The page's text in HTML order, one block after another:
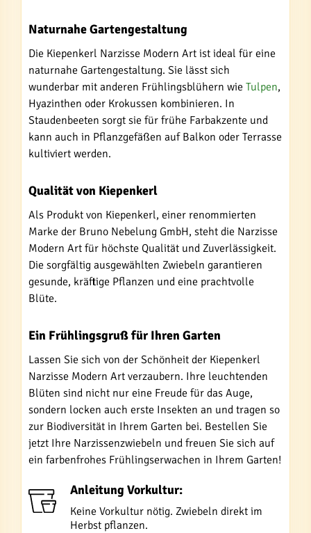
Naturnahe Gartengestaltung
Die Kiepenkerl Narzisse Modern Art ist ideal für eine
naturnahe Gartengestaltung. Sie lässt sich
wunderbar mit anderen Frühlingsblühern wie Tulpen,
Hyazinthen oder Krokussen kombinieren. In
Staudenbeeten sorgt sie für frühe Farbakzente und
kann auch in Pflanzgefäßen auf Balkon oder Terrasse
kultiviert werden.
Qualität von Kiepenkerl
Als Produkt von Kiepenkerl, einer renommierten
Marke der Bruno Nebelung GmbH, steht die Narzisse
Modern Art für höchste Qualität und Zuverlässigkeit.
Die sorgfältig ausgewählten Zwiebeln garantieren
gesunde, kräftige Pflanzen und eine prachtvolle
Blüte.
Ein Frühlingsgruß für Ihren Garten
Lassen Sie sich von der Schönheit der Kiepenkerl
Narzisse Modern Art verzaubern. Ihre leuchtenden
Blüten sind nicht nur eine Freude für das Auge,
sondern locken auch erste Insekten an und tragen so
zur Biodiversität in Ihrem Garten bei. Bestellen Sie
jetzt Ihre Narzissenzwiebeln und freuen Sie sich auf
ein farbenfrohes Frühlingserwachen in Ihrem Garten!
Anleitung Vorkultur:
Keine Vorkultur nötig. Zwiebeln direkt im
Herbst pflanzen.